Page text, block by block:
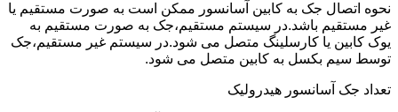
نحوه اتصال جک به کابین آسانسور ممکن است به صورت مستقیم یا
غیر مستقیم باشد.در سیستم مستقیم،جک به صورت مستقیم به
یوک کابین یا کارسلینگ متصل می شود.در سیستم غیر مستقیم،جک
توسط سیم بکسل به کابین متصل می شود.
تعداد جک آسانسور هیدرولیک